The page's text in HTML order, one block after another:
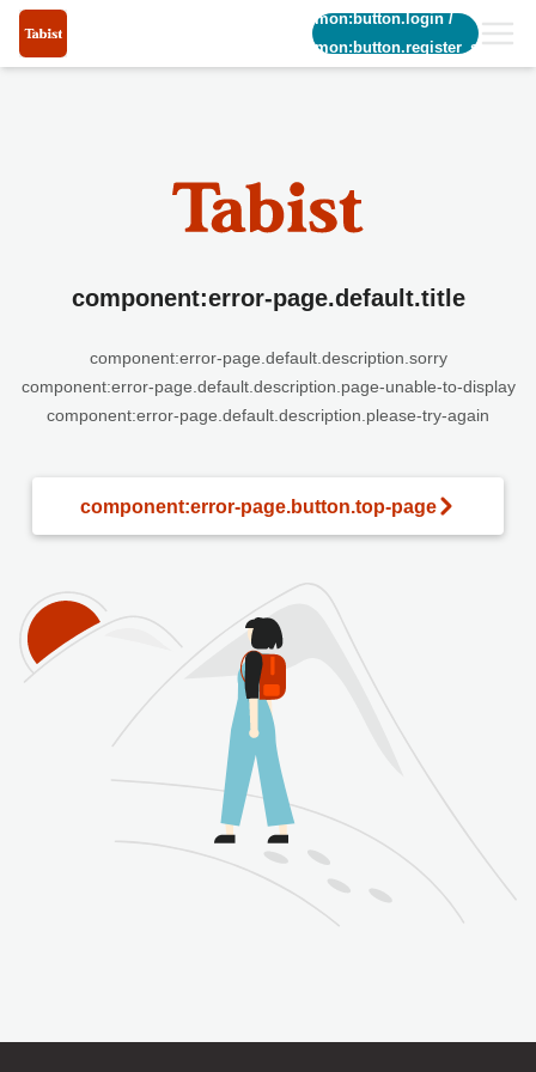
common:button.login/
common:button.register_short
component:error-page.default.title
component:error-page.default.description.sorry
component:error-page.default.description.page-unable-to-display
component:error-page.default.description.please-try-again
component:error-page.button.top-page